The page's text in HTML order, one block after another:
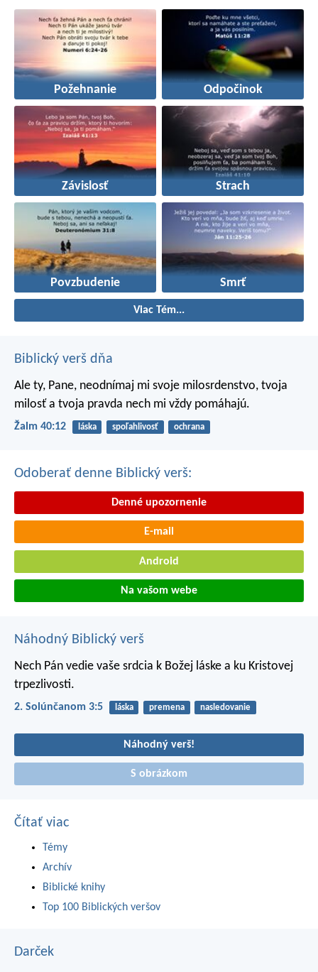
Požehnanie Odpočinok
Závislosť Strach
Povzbudenie Smrť
Viac Tém...
Biblický verš dňa
Ale ty, Pane, neodnímaj mi svoje milosrdenstvo, tvoja
milosť a tvoja pravda nech mi vždy pomáhajú.
Žalm 40:12 láska spoľahlivosť ochrana
Odoberať denne Biblický verš:
Denné upozornenie
E-mail
Android
Na vašom webe
Náhodný Biblický verš
Nech Pán vedie vaše srdcia k Božej láske a ku Kristovej
trpezlivosti.
2. Solúnčanom 3:5 láska premena nasledovanie
Náhodný verš!
S obrázkom
Čítať viac
Témy
Archív
Biblické knihy
Top 100 Biblických veršov
Darček